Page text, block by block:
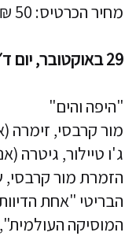
מחיר הכרטיס: 50 ₪
29 באוקטובר, יום ד׳, בשעה 20:00
"היפה והים"
מור קרבסי, זימרה
ג'ו טיילור, גיטרה
הזמרת מור קרבסי,
הבריטי "אחת
המוסיקה